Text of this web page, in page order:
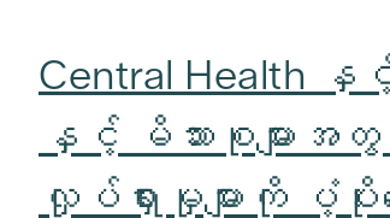
Central Health နှင့်
နှင့် မိသားစုများအ
လှုပ်ရှားမှုများကို ပံ့ပို